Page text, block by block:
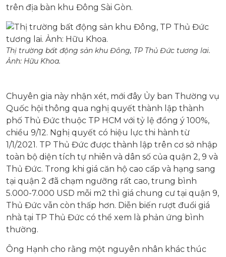
trên địa bàn khu Đông Sài Gòn.
Thị trường bất động sản khu Đông, TP Thủ Đức tương lai.
Ảnh: Hữu Khoa.
Chuyên gia này nhận xét, mới đây Ủy ban Thường vụ
Quốc hội thông qua nghị quyết thành lập thành
phố Thủ Đức thuộc TP HCM với tỷ lệ đồng ý 100%,
chiều 9/12. Nghị quyết có hiệu lực thi hành từ
1/1/2021. TP Thủ Đức được thành lập trên cơ sở nhập
toàn bộ diện tích tự nhiên và dân số của quận 2, 9 và
Thủ Đức. Trong khi giá căn hộ cao cấp và hạng sang
tại quận 2 đã chạm ngưỡng rất cao, trung bình
5.000-7.000 USD mỗi m2 thì giá chung cư tại quận 9,
Thủ Đức vẫn còn thấp hơn. Diễn biến rượt đuổi giá
nhà tại TP Thủ Đức có thể xem là phản ứng bình
thường.
Ông Hạnh cho rằng một nguyên nhân khác thúc